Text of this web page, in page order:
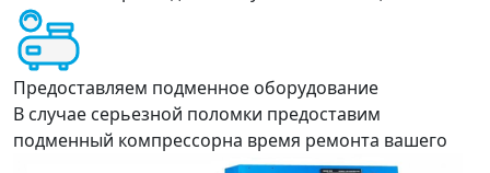
Предоставляем подменное оборудование
В случае серьезной поломки предоставим
подменный компрессорна время ремонта вашего